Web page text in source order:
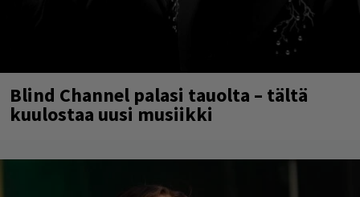
Blind Channel palasi tauolta – tältä
kuulostaa uusi musiikki